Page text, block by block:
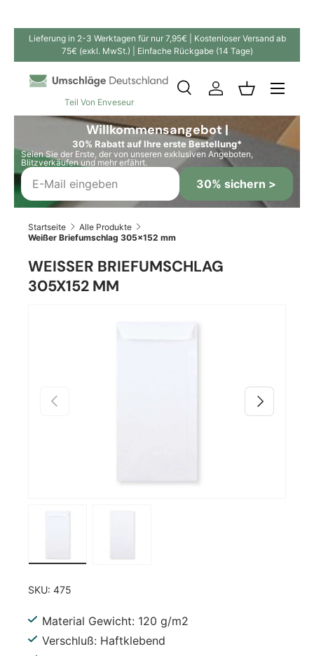
Direkt zum Inhalt
Lieferung in 2-3 Werktagen für nur 7,95€ | Kostenloser Versand ab
75€ (exkl. MwSt.) | Einfache Rückgabe (14 Tage)
Teil Von Enveseur
SuchenSuchen
SucheEinloggen
Willkommensangebot |
30% Rabatt auf Ihre erste Bestellung*
Seien Sie der Erste, der von unseren exklusiven Angeboten,
Blitzverkäufen und mehr erfährt.
30% sichern >
Startseite
Alle Produkte
Weißer Briefumschlag 305x152 mm
WEISSER BRIEFUMSCHLAG 3
05X152 MM
Vorherige Nächste
SKU: 475
Material Gewicht: 120 g/m2
Verschluß: Haftklebend